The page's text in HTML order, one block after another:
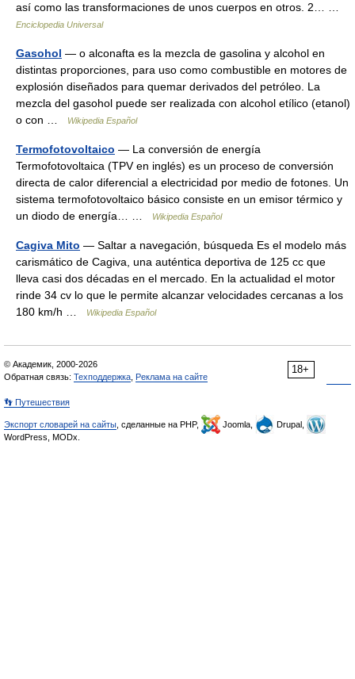
así como las transformaciones de unos cuerpos en otros. 2… …
Enciclopedia Universal
Gasohol — o alconafta es la mezcla de gasolina y alcohol en
distintas proporciones, para uso como combustible en motores de
explosión diseñados para quemar derivados del petróleo. La
mezcla del gasohol puede ser realizada con alcohol etílico (etanol)
o con …
Wikipedia Español
Termofotovoltaico — La conversión de energía
Termofotovoltaica (TPV en inglés) es un proceso de conversión
directa de calor diferencial a electricidad por medio de fotones. Un
sistema termofotovoltaico básico consiste en un emisor térmico y
un diodo de energía… …
Wikipedia Español
Cagiva Mito — Saltar a navegación, búsqueda Es el modelo más
carismático de Cagiva, una auténtica deportiva de 125 cc que
lleva casi dos décadas en el mercado. En la actualidad el motor
rinde 34 cv lo que le permite alcanzar velocidades cercanas a los
180 km/h …
Wikipedia Español
18+
© Академик, 2000-2026
Обратная связь: Техподдержка Реклама на сайте
👣 Путешествия
Экспорт словарей на сайты , сделанные на PHP, Joomla,
Drupal,
WordPress, MODx.